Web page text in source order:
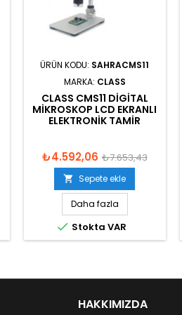
ÜRÜN KODU: SAHRACMS11
MARKA: CLASS
CLASS CMS11 DIGITAL
MIKROSKOP LCD EKRANLI
ELEKTRONIK TAMIR
₺4.592,06 ₺7.653,43
 Sepete ekle
Daha fazla
 Stokta VAR
HAKKIMIZDA